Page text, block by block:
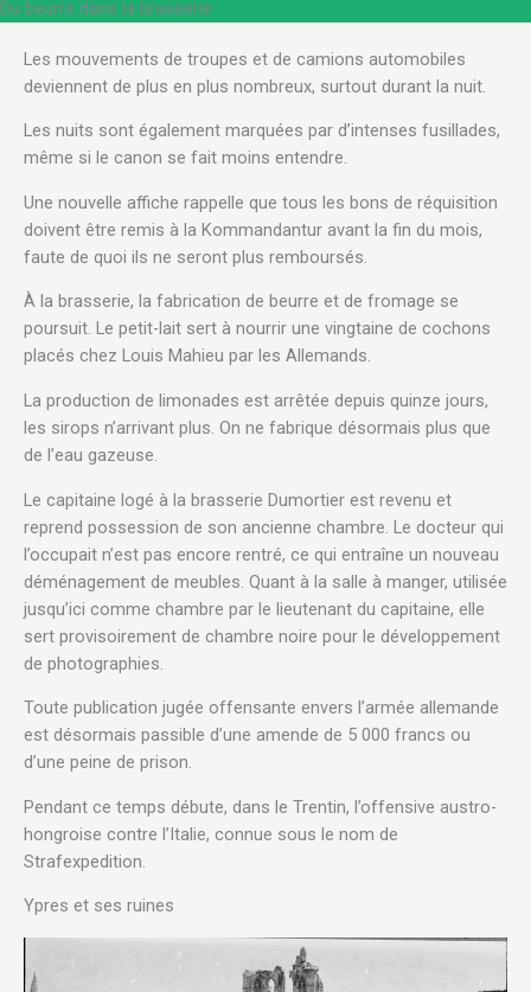
Du beurre dans la brasserie
Les mouvements de troupes et de camions automobiles
deviennent de plus en plus nombreux, surtout durant la nuit.
Les nuits sont également marquées par d’intenses fusillades,
même si le canon se fait moins entendre.
Une nouvelle affiche rappelle que tous les bons de réquisition
doivent être remis à la Kommandantur avant la fin du mois,
faute de quoi ils ne seront plus remboursés.
À la brasserie, la fabrication de beurre et de fromage se
poursuit. Le petit-lait sert à nourrir une vingtaine de cochons
placés chez Louis Mahieu par les Allemands.
La production de limonades est arrêtée depuis quinze jours,
les sirops n’arrivant plus. On ne fabrique désormais plus que
de l’eau gazeuse.
Le capitaine logé à la brasserie Dumortier est revenu et
reprend possession de son ancienne chambre. Le docteur qui
l’occupait n’est pas encore rentré, ce qui entraîne un nouveau
déménagement de meubles. Quant à la salle à manger, utilisée
jusqu’ici comme chambre par le lieutenant du capitaine, elle
sert provisoirement de chambre noire pour le développement
de photographies.
Toute publication jugée offensante envers l’armée allemande
est désormais passible d’une amende de 5 000 francs ou
d’une peine de prison.
Pendant ce temps débute, dans le Trentin, l’offensive austro-
hongroise contre l’Italie, connue sous le nom de
Strafexpedition.
Ypres et ses ruines